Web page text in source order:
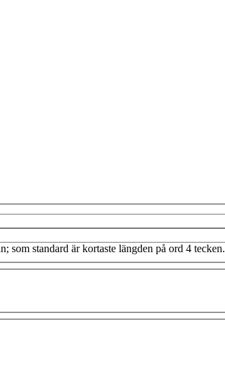
som standard är kortaste längden på ord 4 tecken.